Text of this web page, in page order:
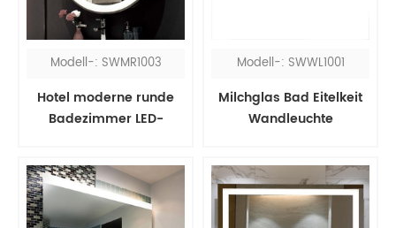
Modell-: SWMR1003
Hotel moderne runde
Badezimmer LED-
Modell-: SWWL1001
Milchglas Bad Eitelkeit
Wandleuchte